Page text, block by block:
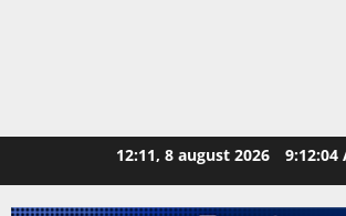
12:11, 8 august 2026 9:12:05